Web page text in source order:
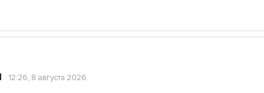
12:26, 8 августа 2026